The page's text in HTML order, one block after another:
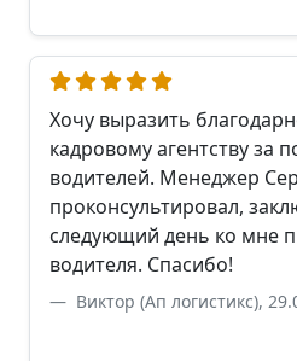
Хочу выразить
кадровому агентству
водителей. Менеджер
проконсультировал,
следующий день ко мне
водителя. Спасибо!
Виктор (Ап логистикс),